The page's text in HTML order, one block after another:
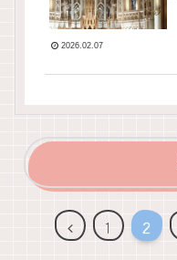
2026.02.07
1 2